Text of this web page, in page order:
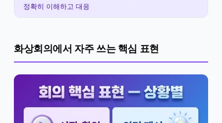
정확히 이해하고 대응
화상회의에서 자주 쓰는 핵심 표현